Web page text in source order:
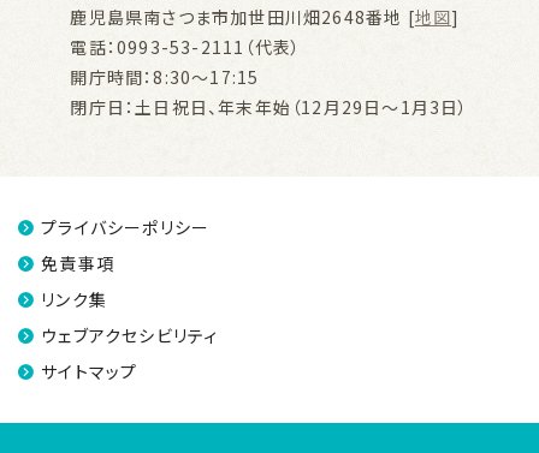
鹿児島県南さつま市加世田川畑2648番地 [地図]
電話：0993-53-2111（代表）
開庁時間：8:30～17:15
閉庁日：土日祝日、年末年始（12月29日～1月3日）
プライバシーポリシー
免責事項
リンク集
ウェブアクセシビリティ
サイトマップ